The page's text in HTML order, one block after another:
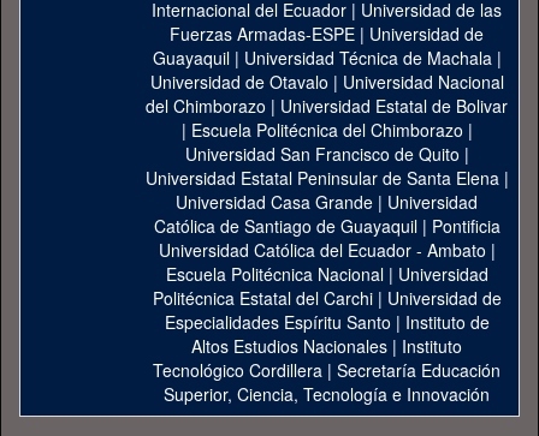
Internacional del Ecuador | Universidad de las
Fuerzas Armadas-ESPE | Universidad de
Guayaquil| Universidad Técnica de Machala|
Universidad de Otavalo | Universidad Nacional
del Chimborazo | Universidad Estatal de Bolivar
| Escuela Politécnica del Chimborazo |
Universidad San Francisco de Quito |
Universidad Estatal Peninsular de Santa Elena|
Universidad Casa Grande | Universidad
Católica de Santiago de Guayaquil| Pontificia
Universidad Católica del Ecuador - Ambato |
Escuela Politécnica Nacional| Universidad
Politécnica Estatal del Carchi| Universidad de
Especialidades Espíritu Santo | Instituto de
Altos Estudios Nacionales | Instituto
Tecnológico Cordillera | Secretaría Educación
Superior, Ciencia, Tecnología e Innovación